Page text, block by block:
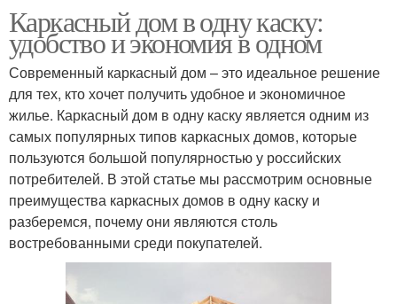
Каркасный дом в одну каску:
удобство и экономия в одном
Современный каркасный дом – это идеальное решение
для тех, кто хочет получить удобное и экономичное
жилье. Каркасный дом в одну каску является одним из
самых популярных типов каркасных домов, которые
пользуются большой популярностью у российских
потребителей. В этой статье мы рассмотрим основные
преимущества каркасных домов в одну каску и
разберемся, почему они являются столь
востребованными среди покупателей.